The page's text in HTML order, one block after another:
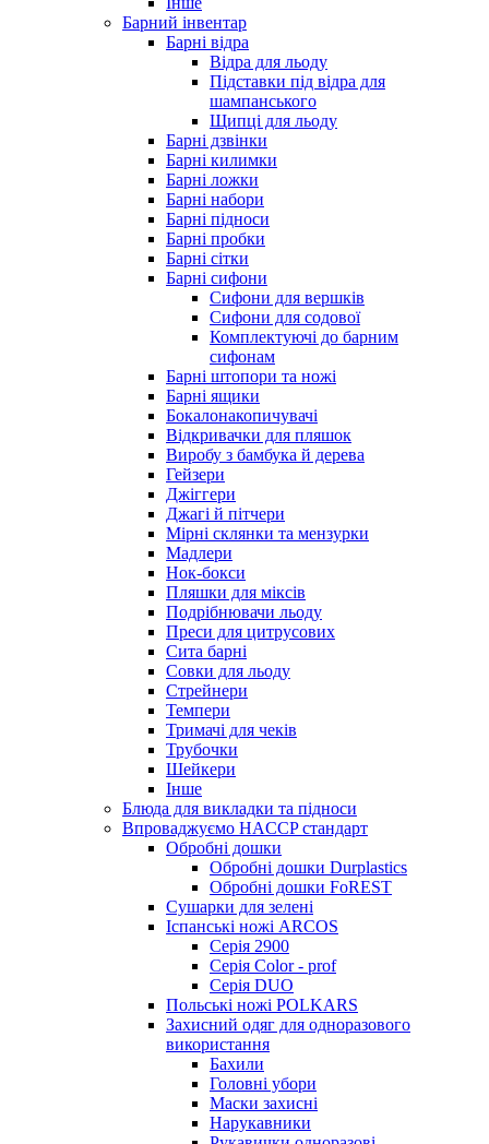
Барний інвентар
Барні відра
Відра для льоду
Підставки під відра для
шампанського
Щипці для льоду
Барні дзвінки
Барні килимки
Барні ложки
Барні набори
Барні підноси
Барні пробки
Барні сітки
Барні сифони
Сифони для вершків
Сифони для содової
Комплектуючі до барним
сифонам
Барні штопори та ножі
Барні ящики
Бокалонакопичувачі
Відкривачки для пляшок
Виробу з бамбука й дерева
Гейзери
Джіггери
Джагі й пітчери
Мірні склянки та мензурки
Мадлери
Нок-бокси
Пляшки для міксів
Подрібнювачи льоду
Преси для цитрусових
Сита барні
Совки для льоду
Стрейнери
Темпери
Тримачі для чеків
Трубочки
Шейкери
Інше
Блюда для викладки та підноси
Впроваджуємо HACCP стандарт
Обробні дошки
Обробні дошки Durplastics
Обробні дошки FoREST
Сушарки для зелені
Іспанські ножі ARCOS
Серія 2900
Серія Color - prof
Серія DUO
Польські ножі POLKARS
Захисний одяг для одноразового
використання
Бахили
Головні убори
Маски захисні
Нарукавники